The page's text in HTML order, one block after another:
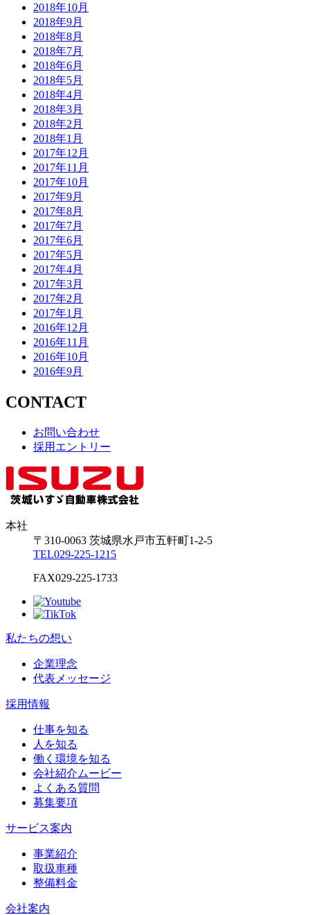
2018年10月
2018年9月
2018年8月
2018年7月
2018年6月
2018年5月
2018年4月
2018年3月
2018年2月
2018年1月
2017年12月
2017年11月
2017年10月
2017年9月
2017年8月
2017年7月
2017年6月
2017年5月
2017年4月
2017年3月
2017年2月
2017年1月
2016年12月
2016年11月
2016年10月
2016年9月
CONTACT
お問い合わせ
採用エントリー
本社
〒310-0063 茨城県水戸市五軒町1-2-5
TEL029-225-1215
FAX029-225-1733
私たちの想い
企業理念
代表メッセージ
採用情報
仕事を知る
人を知る
働く環境を知る
会社紹介ムービー
よくある質問
募集要項
サービス案内
事業紹介
取扱車種
整備料金
会社案内